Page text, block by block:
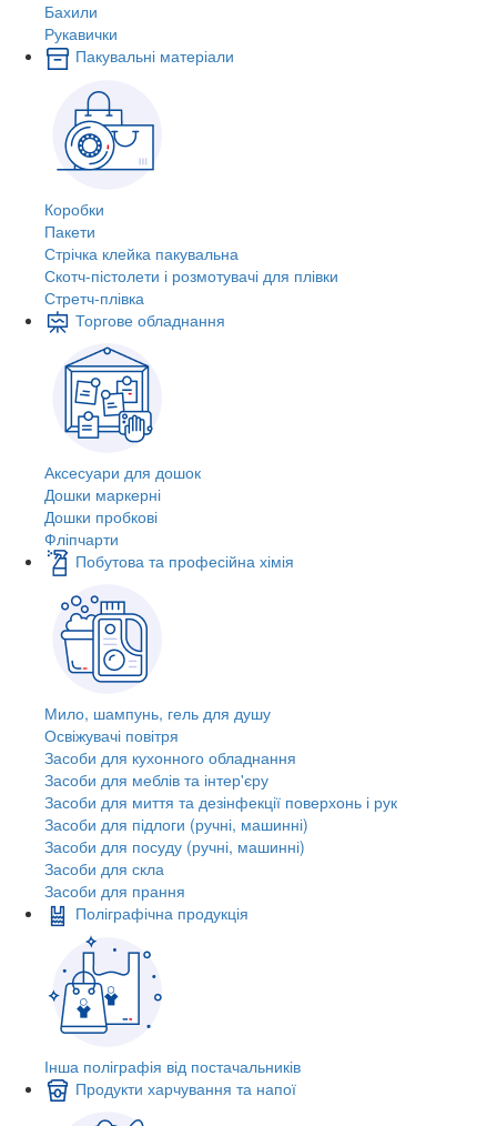
Бахили
Рукавички
Пакувальні матеріали
Коробки
Пакети
Стрічка клейка пакувальна
Скотч-пістолети і розмотувачі для плівки
Стретч-плівка
Торгове обладнання
Аксесуари для дошок
Дошки маркерні
Дошки пробкові
Фліпчарти
Побутова та професійна хімія
Мило, шампунь, гель для душу
Освіжувачі повітря
Засоби для кухонного обладнання
Засоби для меблів та інтер'єру
Засоби для миття та дезінфекції поверхонь і рук
Засоби для підлоги (ручні, машинні)
Засоби для посуду (ручні, машинні)
Засоби для скла
Засоби для прання
Поліграфічна продукція
Інша поліграфія від постачальників
Продукти харчування та напої